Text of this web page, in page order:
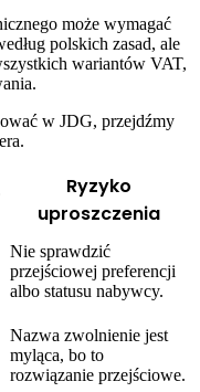
może wymagać
polskich zasad, ale
wariantów VAT,
w JDG, przejdźmy
Ryzyko
uproszczenia
Nie sprawdzić
przejściowej preferencji
albo statusu nabywcy.
Nazwa zwolnienie jest
myląca, bo to
rozwiązanie przejściowe.